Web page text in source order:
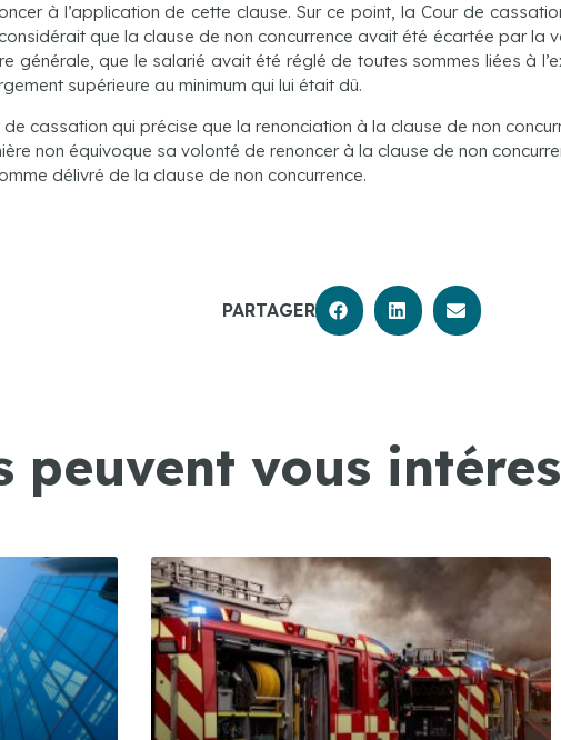
à l’application de cette clause. Sur ce point, la Cour de
considérait que la clause de non concurrence avait été écartée par
générale, que le salarié avait été réglé de toutes sommes liées à
supérieure au minimum qui lui était dû.
cassation qui précise que la renonciation à la clause de non
non équivoque sa volonté de renoncer à la clause de non
délivré de la clause de non concurrence.
PARTAGER
peuvent vous